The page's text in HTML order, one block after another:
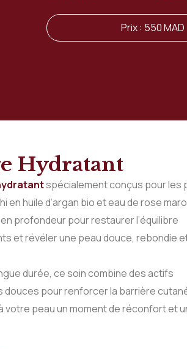
Prix : 550 MAD
Hydratant
spécialement conçus pour les
huile d’argan bio et eau de rose
profondeur pour restaurer l’équilibre
et révéler une peau douce, rebondie
durée, ce soin combine des actifs
pour renforcer la barrière
votre peau un moment de réconfort et